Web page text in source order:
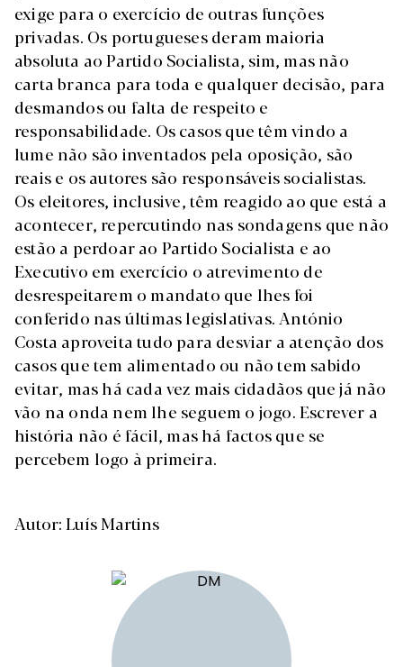
exige para o exercício de outras funções
privadas. Os portugueses deram maioria
absoluta ao Partido Socialista, sim, mas não
carta branca para toda e qualquer decisão, para
desmandos ou falta de respeito e
responsabilidade. Os casos que têm vindo a
lume não são inventados pela oposição, são
reais e os autores são responsáveis socialistas.
Os eleitores, inclusive, têm reagido ao que está a
acontecer, repercutindo nas sondagens que não
estão a perdoar ao Partido Socialista e ao
Executivo em exercício o atrevimento de
desrespeitarem o mandato que lhes foi
conferido nas últimas legislativas. António
Costa aproveita tudo para desviar a atenção dos
casos que tem alimentado ou não tem sabido
evitar, mas há cada vez mais cidadãos que já não
vão na onda nem lhe seguem o jogo. Escrever a
história não é fácil, mas há factos que se
percebem logo à primeira.
Autor: Luís Martins